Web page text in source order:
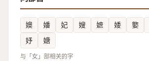
㜩 嬏 妃 嫂 嫬 婑 嬜
妤
㜍
与「女」部相关的字